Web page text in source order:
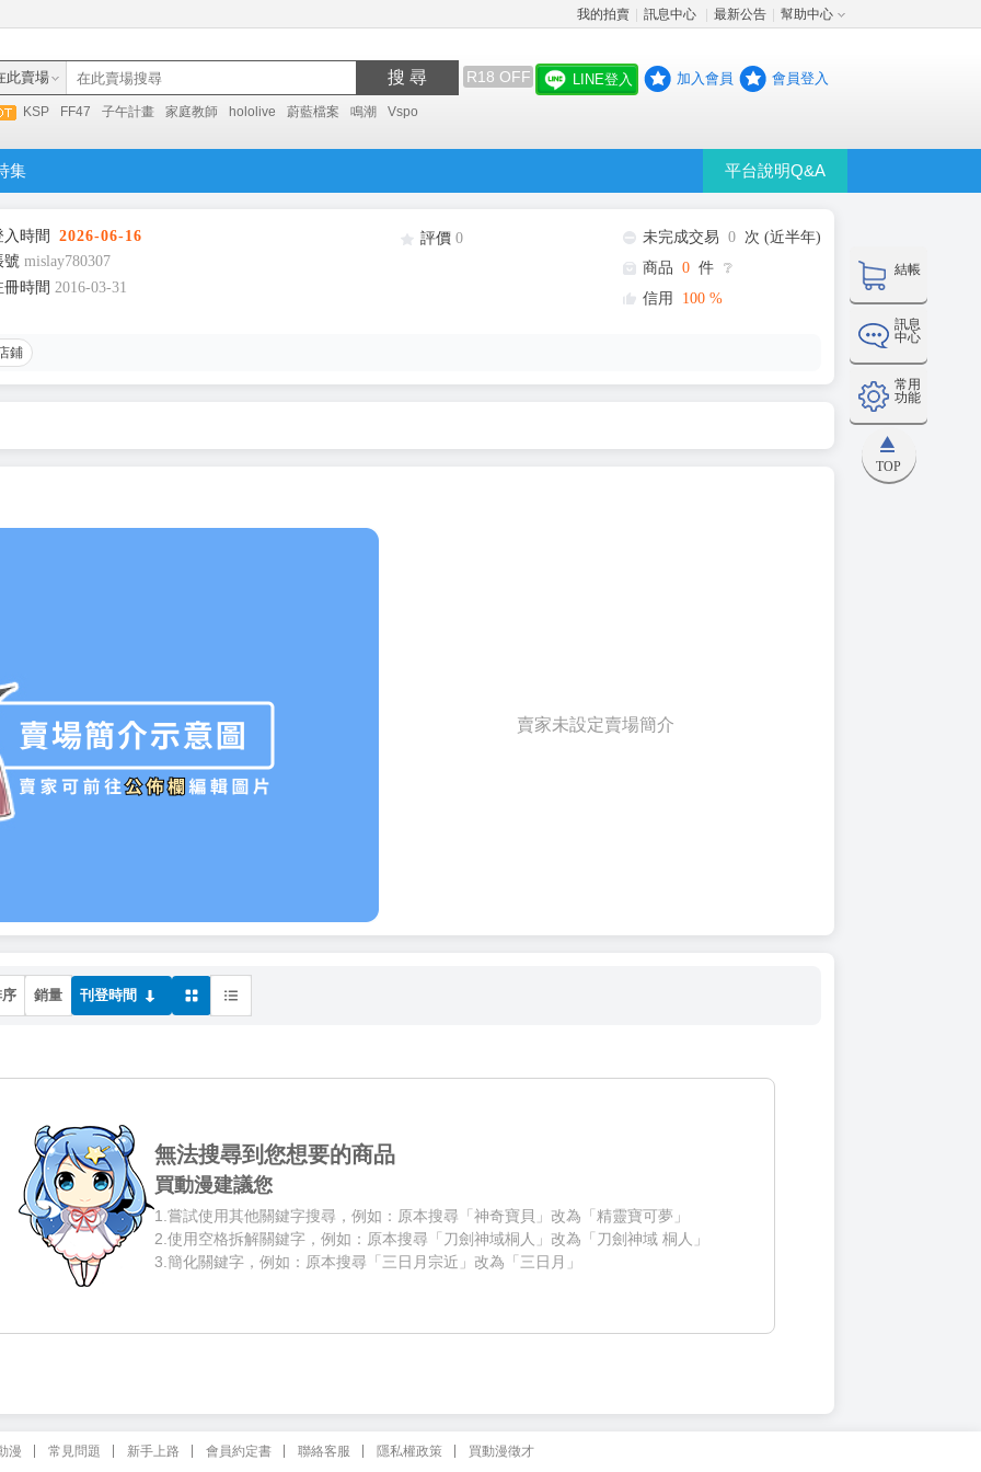
我的拍賣 訊息中心 最新公告 幫助中心
此賣場 搜 尋 R18 OFF
KSP FF47 子午計畫 家庭教師 hololive 蔚藍檔案 鳴潮 Vspo
LINE登入 加入會員 會員登入
集 平台說明Q&A
結帳
訊息
中心
常用
功能
TOP
時間
2026-06-16
號 mislay780307
時間 2016-03-31
評價 0 未完成交易 0 次 (近半年)
商品 0 件 ❔
信用
100 %
鋪
賣家未設定賣場簡介
銷量 刊登時間
無法搜尋到您想要的商品
買動漫建議您
1.嘗試使用其他關鍵字搜尋，例如：原本搜尋「神奇寶貝」改為「精靈寶可夢」
2.使用空格拆解關鍵字，例如：原本搜尋「刀劍神域桐人」改為「刀劍神域 桐人」
3.簡化關鍵字，例如：原本搜尋「三日月宗近」改為「三日月」
漫 常見問題 新手上路 會員約定書 聯絡客服 隱私權政策 買動漫徵才